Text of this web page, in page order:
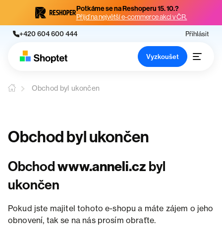
Potkáme se na Reshoperu 15. 10.?
Přijď na největší e-commerce akci v ČR.
+420 604 600 444 Přihlásit
Vyzkoušet
Obchod byl ukončen
Obchod byl ukončen
Obchodwww.anneli.cz byl
ukončen
Pokud jste majitel tohoto e-shopu a máte zájem o jeho
obnovení, tak se na nás prosím obraťte.